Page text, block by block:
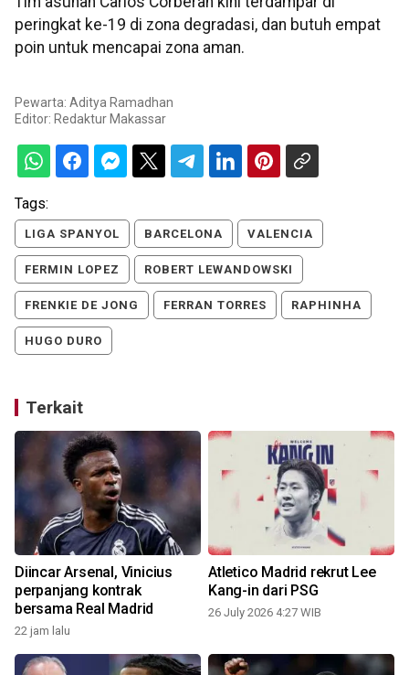
peringkat ke-19 di zona degradasi, dan butuh empat
poin untuk mencapai zona aman.
Pewarta: Aditya Ramadhan
Editor: Redaktur Makassar
Tags:
LIGA SPANYOL BARCELONA VALENCIA
FERMIN LOPEZ ROBERT LEWANDOWSKI
FRENKIE DE JONG FERRAN TORRES RAPHINHA
HUGO DURO
Terkait
Diincar Arsenal, Vinicius
perpanjang kontrak
bersama Real Madrid
22 jam lalu
Atletico Madrid rekrut Lee
Kang-in dari PSG
26 July 2026 4:27 WIB